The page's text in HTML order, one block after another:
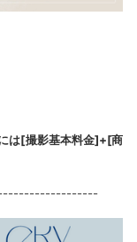
は[撮影基本料金]+[商